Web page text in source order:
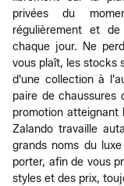
privées du
régulièrement et
chaque jour. Ne
vous plaît, les stocks
d'une collection à
paire de chaussures
promotion atteignant
Zalando travaille
grands noms du
porter, afin de vous
styles et des prix,